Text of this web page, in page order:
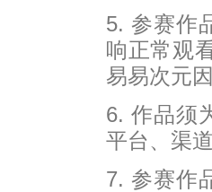
5. 参赛作
响正常观
易易次元
6. 作品须
平台、渠
7. 参赛作